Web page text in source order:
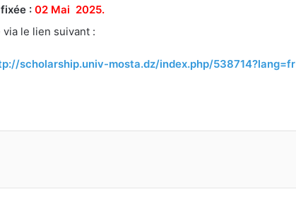
: 02 Mai 2025.
le lien suivant :
scholarship.univ-mosta.dz/index.php/538714?lang=fr